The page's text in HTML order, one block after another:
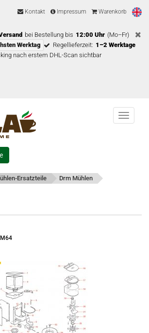
Kontakt Impressum Warenkorb
bei Bestellung bis 12:00 Uhr (Mo–Fr)
Werktag
Regellieferzeit: 1–2 Werktage
nach erstem DHL-Scan sichtbar
Menu
Ersatzteile Drm Mühlen